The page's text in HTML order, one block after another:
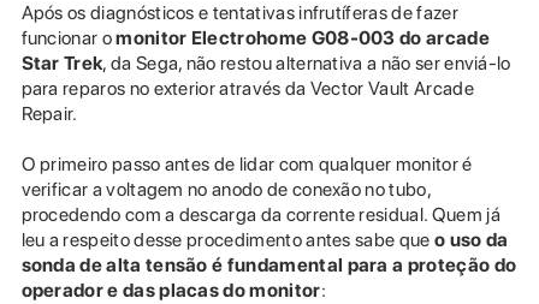
Após os diagnósticos e tentativas infrutíferas de fazer
funcionar omonitor Electrohome G08-003 do arcade
Star Trek, da Sega, não restou alternativa a não ser enviá-lo
para reparos no exterior através da Vector Vault Arcade
Repair.
O primeiro passo antes de lidar com qualquer monitor é
verificar a voltagem no anodo de conexão no tubo,
procedendo com a descarga da corrente residual. Quem já
leu a respeito desse procedimento antes sabe que o uso da
sonda de alta tensão é fundamental para a proteção do
operador e das placas do monitor: